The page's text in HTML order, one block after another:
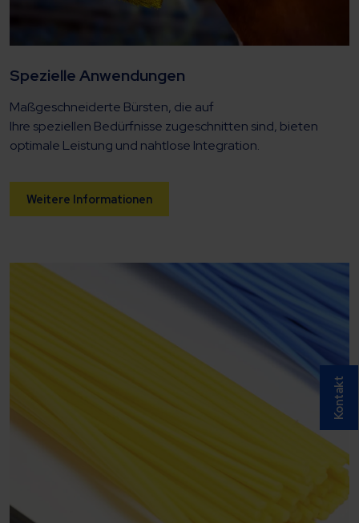
Spezielle Anwendungen
Maßgeschneiderte Bürsten, die auf
Ihre speziellen Bedürfnisse zugeschnitten sind, bieten
optimale Leistung und nahtlose Integration.
Weitere Informationen
Kontakt